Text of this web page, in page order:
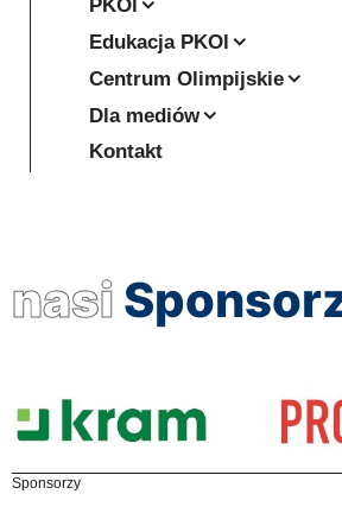
PKOl
Edukacja PKOl
Centrum Olimpijskie
Dla mediów
Kontakt
nasi
Sponsorzy